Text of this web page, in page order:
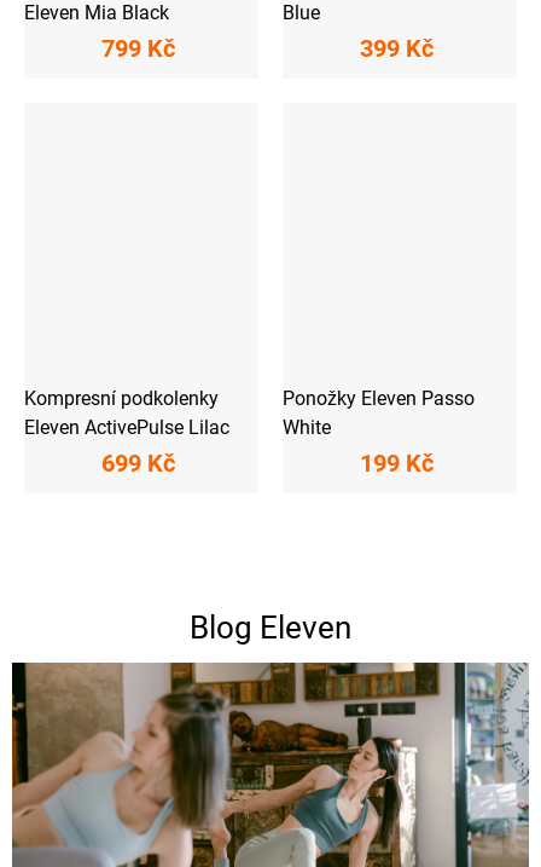
Eleven Mia Black
799 Kč
Blue
399 Kč
Kompresní podkolenky
Eleven ActivePulse Lilac
699 Kč
Ponožky Eleven Passo
White
199 Kč
Blog Eleven